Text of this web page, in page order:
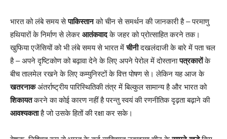
भारत को लंबे समय सेपाकिस्तानको चीन से समर्थन की जानकारी है – परमाणु
हथियारों के निर्माण से लेकर आतंकवादके जहर को प्रोत्साहित करने तक।
खुफिया एजेंसियों को भी लंबे समय से भारत मेंचीनीदखलंदाजी के बारे में पता चल
है – अपने दृष्टिकोण को बढ़ावा देने के लिए अपने पेरोल में दोस्तानापत्रकारोंके
बीच तालमेल रखने के लिए कम्युनिस्टों के वित्त पोषण से। लेकिन यह आज के
खतरनाकअंतर्राष्ट्रीय पारिस्थितिकी तंत्र में बिल्कुल सामान्य है और भारत को
शिकायतकरने का कोई कारण नहीं है परन्तु स्वयं की रणनीतिक दृढ़ता बढ़ाने की
आवश्यकताहै जो उसके हितों की रक्षा कर सके।